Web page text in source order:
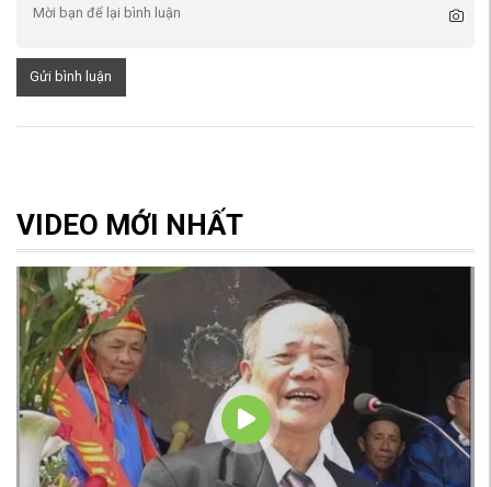
Gửi bình luận
VIDEO MỚI NHẤT